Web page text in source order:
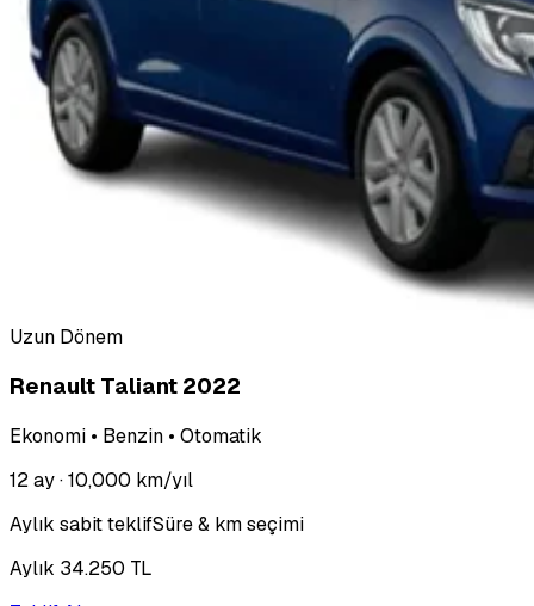
Uzun Dönem
Renault Taliant 2022
Ekonomi • Benzin • Otomatik
12 ay· 10,000 km/yıl
Aylık sabit teklifSüre & km seçimi
Aylık 34.250 TL